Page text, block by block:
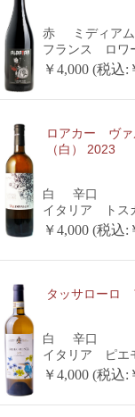
赤
ミディア
フランス ロワ
￥4,000 (税込:
ロアカー ヴ
（白） 2023
白
辛口
イタリア トス
￥4,000 (税込:
タッサローロ
白
辛口
イタリア ピエ
￥4,000 (税込: